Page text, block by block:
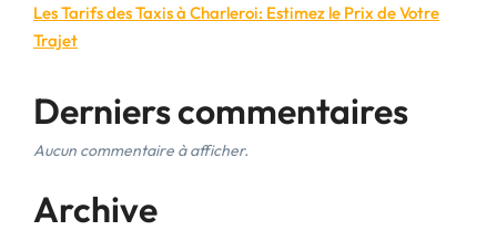
Les Tarifs des Taxis à Charleroi: Estimez le Prix de Votre
Trajet
Derniers commentaires
Aucun commentaire à afficher.
Archive